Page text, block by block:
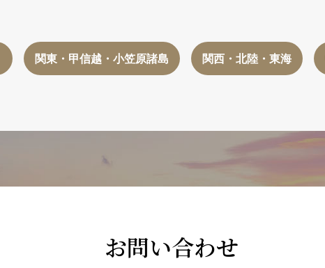
関東・甲信越・小笠原諸島 関西・北陸・東海
お問い合わせ